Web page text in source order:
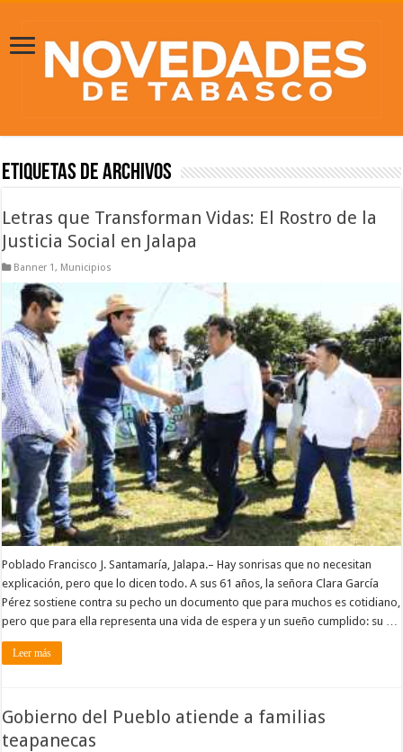
Etiquetas de Archivos
Letras que Transforman Vidas: El Rostro de la
Justicia Social en Jalapa
Banner 1, Municipios
Poblado Francisco J. Santamaría, Jalapa.– Hay sonrisas que no necesitan
explicación, pero que lo dicen todo. A sus 61 años, la señora Clara García
Pérez sostiene contra su pecho un documento que para muchos es cotidiano,
pero que para ella representa una vida de espera y un sueño cumplido: su …
Leer más
Gobierno del Pueblo atiende a familias
teapanecas